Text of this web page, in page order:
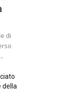
di
della